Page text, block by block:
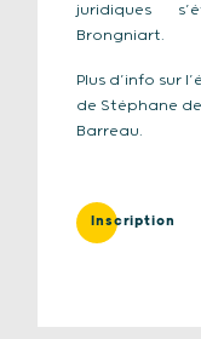
juridiques
Brongniart.
Plus d’info sur
de Stéphane
Barreau.
Inscription